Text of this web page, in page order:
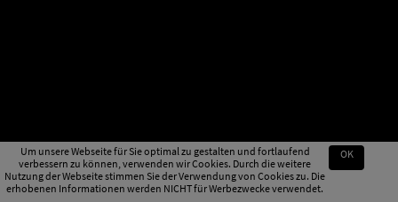
Um unsere Webseite für Sie optimal zu gestalten und fortlaufend
verbessern zu können, verwenden wir Cookies. Durch die weitere
Nutzung der Webseite stimmen Sie der Verwendung von Cookies zu. Die
erhobenen Informationen werden NICHT für Werbezwecke verwendet.
OK